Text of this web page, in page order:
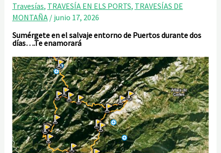
Travesías, TRAVESÍA EN ELS PORTS, TRAVESÍAS DE
MONTAÑA/ junio 17, 2026
Sumérgete en el salvaje entorno de Puertos durante dos
días….Te enamorará